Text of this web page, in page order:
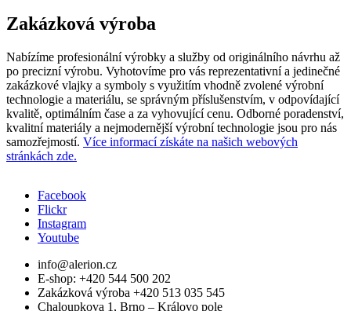
Zakázková výroba
Nabízíme profesionální výrobky a služby od originálního návrhu až
po precizní výrobu. Vyhotovíme pro vás reprezentativní a jedinečné
zakázkové vlajky a symboly s využitím vhodně zvolené výrobní
technologie a materiálu, se správným příslušenstvím, v odpovídající
kvalitě, optimálním čase a za vyhovující cenu. Odborné poradenství,
kvalitní materiály a nejmodernější výrobní technologie jsou pro nás
samozřejmostí. Více informací získáte na našich webových
stránkách zde.
Sociální
sítě
Facebook
Flickr
Instagram
Youtube
info@alerion.cz
E-shop: +420 544 500 202
Zakázková výroba +420 513 035 545
Chaloupkova 1, Brno – Královo pole